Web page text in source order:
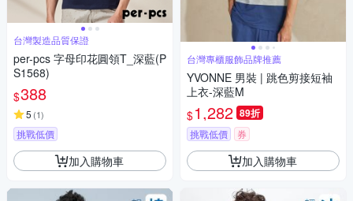
台灣製造品質保證
per-pcs 字母印花圓領T_深藍(P
S1568)
$388
5 (1)
挑戰低價
加入購物車
台灣專櫃服飾品牌推薦
YVONNE 男裝 | 跳色剪接短袖
上衣-深藍M
$1,282 89折
挑戰低價 券
加入購物車